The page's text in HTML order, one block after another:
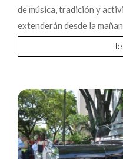
de música, tradición y
extenderán desde la